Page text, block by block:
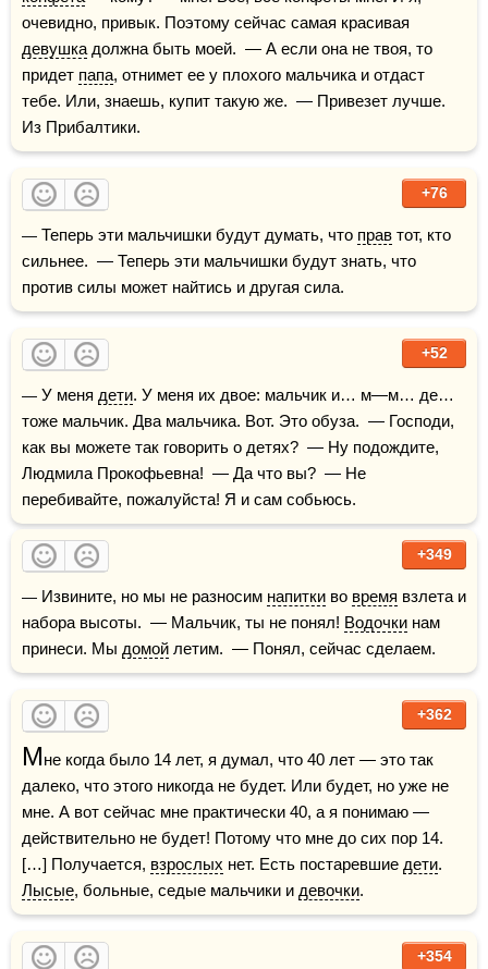
девушка должна быть моей.  — А если она не твоя, то
придет папа, отнимет ее у плохого мальчика и отдаст
тебе. Или, знаешь, купит такую же.  — Привезет лучше.
Из Прибалтики.
+76
— Теперь эти мальчишки будут думать, что прав тот, кто
сильнее.  — Теперь эти мальчишки будут знать, что
против силы может найтись и другая сила.
+52
— У меня дети. У меня их двое: мальчик и… м—м… де…
тоже мальчик. Два мальчика. Вот. Это обуза.  — Господи,
как вы можете так говорить о детях?  — Ну подождите,
Людмила Прокофьевна!  — Да что вы?  — Не
перебивайте, пожалуйста! Я и сам собьюсь.
+349
— Извините, но мы не разносим напитки во время взлета и
набора высоты.  — Мальчик, ты не понял! Водочки нам
принеси. Мы домой летим.  — Понял, сейчас сделаем.
+362
Мне когда было 14 лет, я думал, что 40 лет — это так
далеко, что этого никогда не будет. Или будет, но уже не
мне. А вот сейчас мне практически 40, а я понимаю —
действительно не будет! Потому что мне до сих пор 14.
[…] Получается, взрослых нет. Есть постаревшие дети
Лысые, больные, седые мальчики и девочки.
+354